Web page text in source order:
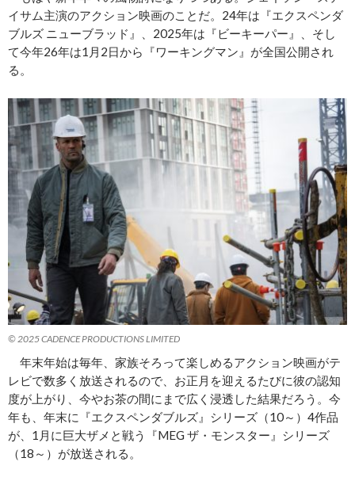
イサム主演のアクション映画のことだ。24年は『エクスペンダ
ブルズ ニューブラッド』、2025年は『ビーキーパー』、そし
て今年26年は1月2日から『ワーキングマン』が全国公開され
る。
© 2025 CADENCE PRODUCTIONS LIMITED
年末年始は毎年、家族そろって楽しめるアクション映画がテ
レビで数多く放送されるので、お正月を迎えるたびに彼の認知
度が上がり、今やお茶の間にまで広く浸透した結果だろう。今
年も、年末に『エクスペンダブルズ』シリーズ（10～）4作品
が、1月に巨大ザメと戦う『MEG ザ・モンスター』シリーズ
（18～）が放送される。